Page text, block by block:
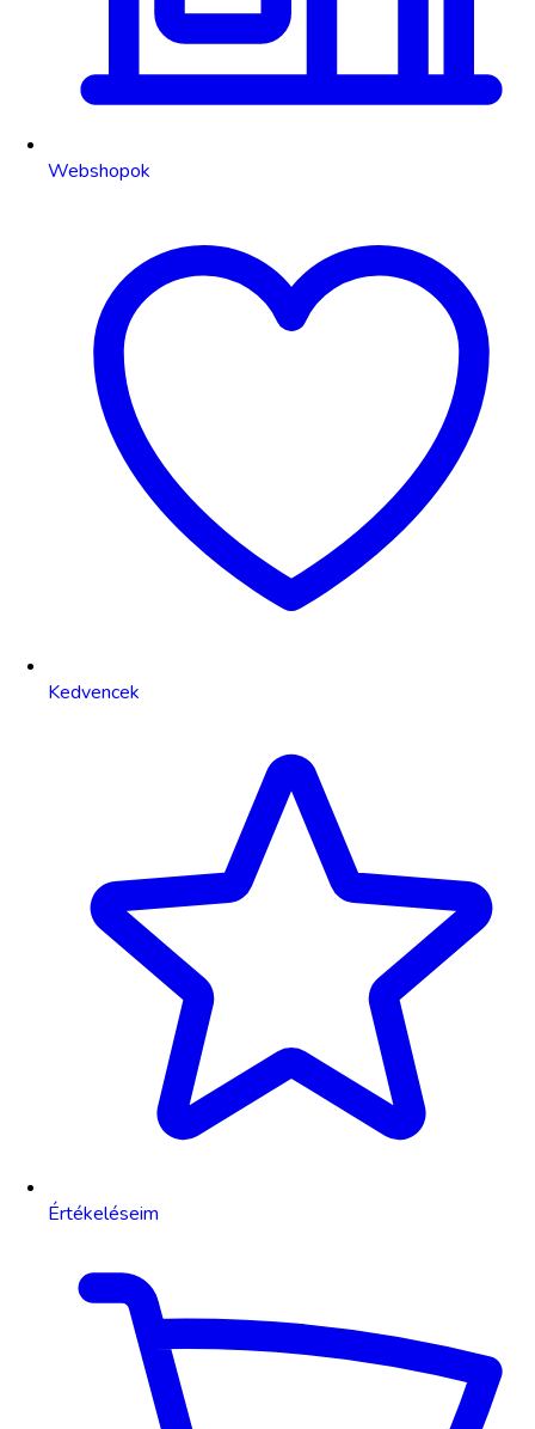
Webshopok
Kedvencek
Értékeléseim